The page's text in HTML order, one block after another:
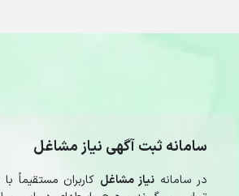
سامانه ثبت آگهی نیاز مشاغل
در سامانه نیاز مشاغل کاربران